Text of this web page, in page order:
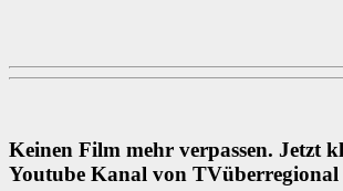
Keinen Film mehr verpassen. Jetzt
Youtube Kanal von TVüberregional